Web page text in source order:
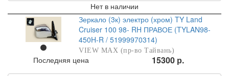
Нет в наличии
Зеркало (3к) электро (хром) TY Land
Cruiser 100 98- RH ПРАВОЕ (TYLAN98-
450H-R / 51999970314)
VIEW MAX (пр-во Тайвань)
Последняя цена 15300 р.